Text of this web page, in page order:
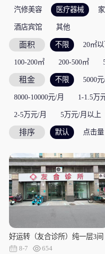
汽修美容 医疗器械
酒店宾馆 其他
面积 不限 20㎡
100-200㎡ 200-500㎡
租金 不限 5000
8000-10000元/月 1-1.5万
2-5万元/月 5万元/月以上
排序 默认 点击量
好运转（友合诊所）纯一层3间
246㎡诊所转让、可空店转让
8-7 654